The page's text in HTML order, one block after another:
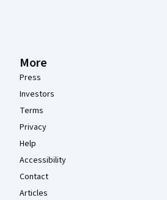
More
Press
Investors
Terms
Privacy
Help
Accessibility
Contact
Articles